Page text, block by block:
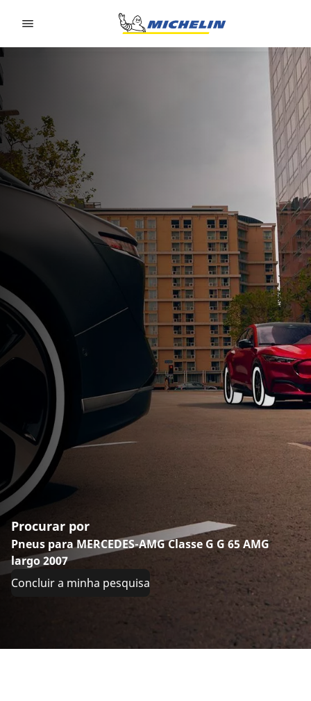
Procurar por
Pneus para MERCEDES-AMG Classe G G 65 AMG
largo 2007
Concluir a minha pesquisa